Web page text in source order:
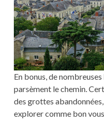
En bonus, de nombreuses
parsèment le chemin.
des grottes
explorer comme bon